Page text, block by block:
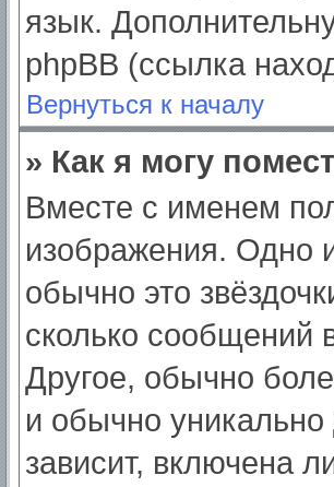
язык.
phpBB (ссылка
Вернуться к началу
» Как я могу
Вместе с именем
изображения. Одно
обычно это
сколько сообщений
Другое, обычно
и обычно
зависит, включена